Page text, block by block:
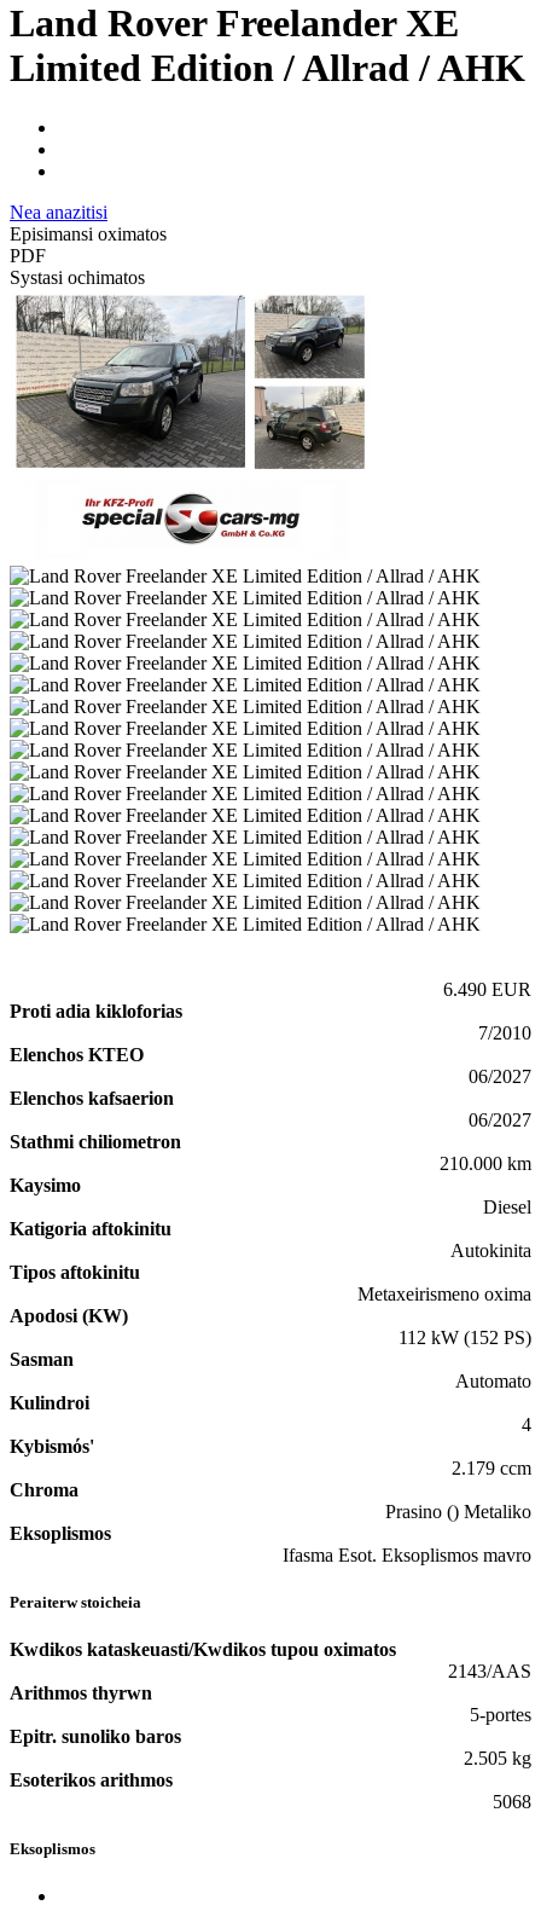
Land Rover Freelander XE
Limited Edition / Allrad / AHK
Nea anazitisi
Episimansi oximatos
PDF
Systasi ochimatos
6.490 EUR
Proti adia kikloforias
7/2010
Elenchos KTEO
06/2027
Elenchos kafsaerion
06/2027
Stathmi chiliometron
210.000 km
Kaysimo
Diesel
Katigoria aftokinitu
Autokinita
Tipos aftokinitu
Metaxeirismeno oxima
Apodosi (KW)
112 kW (152 PS)
Sasman
Automato
Kulindroi
4
Kybismόs'
2.179 ccm
Chroma
Prasino () Metaliko
Eksoplismos
Ifasma Esot. Eksoplismos mavro
Peraiterw stoicheia
Kwdikos kataskeuasti/Kwdikos tupou oximatos
2143/AAS
Arithmos thyrwn
5-portes
Epitr. sunoliko baros
2.505 kg
Esoterikos arithmos
5068
Eksoplismos